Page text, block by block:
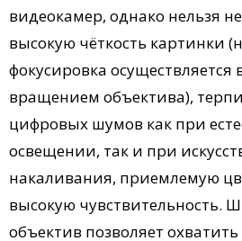
видеокамер, однако нельзя
высокую чёткость картинки
фокусировка осуществляется
вращением объектива),
цифровых шумов как при
освещении, так и при
накаливания, приемлемую
высокую чувствительность.
объектив позволяет